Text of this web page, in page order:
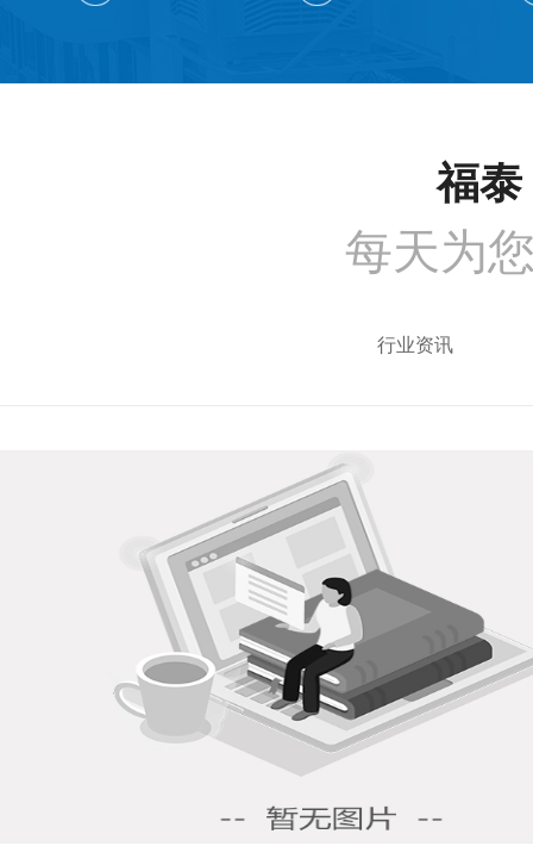
福泰
每天为
行业资讯